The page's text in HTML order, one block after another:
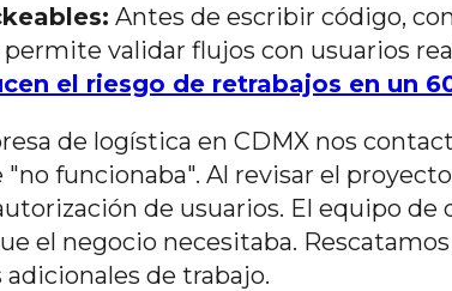
Antes de escribir código,
validar flujos con usuarios
el riesgo de retrabajos en un
de logística en CDMX nos
funcionaba". Al revisar el
de usuarios. El equipo de
el negocio necesitaba.
de trabajo.